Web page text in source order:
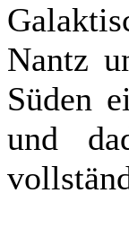
Nantz
Süden
und